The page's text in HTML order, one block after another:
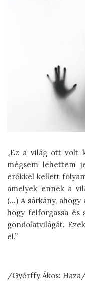
„Ez a világ ott volt
mégsem lehettem
erőkkel kellett
amelyek ennek a
(…) A sárkány,
hogy felforgassa és
gondolatvilágát.
el.”
/Győrffy Ákos: Haza/